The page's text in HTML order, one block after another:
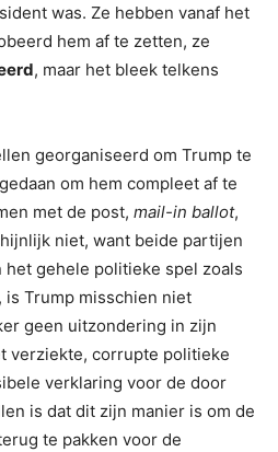
was. Ze hebben vanaf het
hem af te zetten, ze
, maar het bleek telkens
georganiseerd om Trump te
om hem compleet af te
met de post, mail-in ballot,
niet, want beide partijen
het gehele politieke spel zoals
Trump misschien niet
geen uitzondering in zijn
verziekte, corrupte politieke
verklaring voor de door
is dat dit zijn manier is om de
te pakken voor de